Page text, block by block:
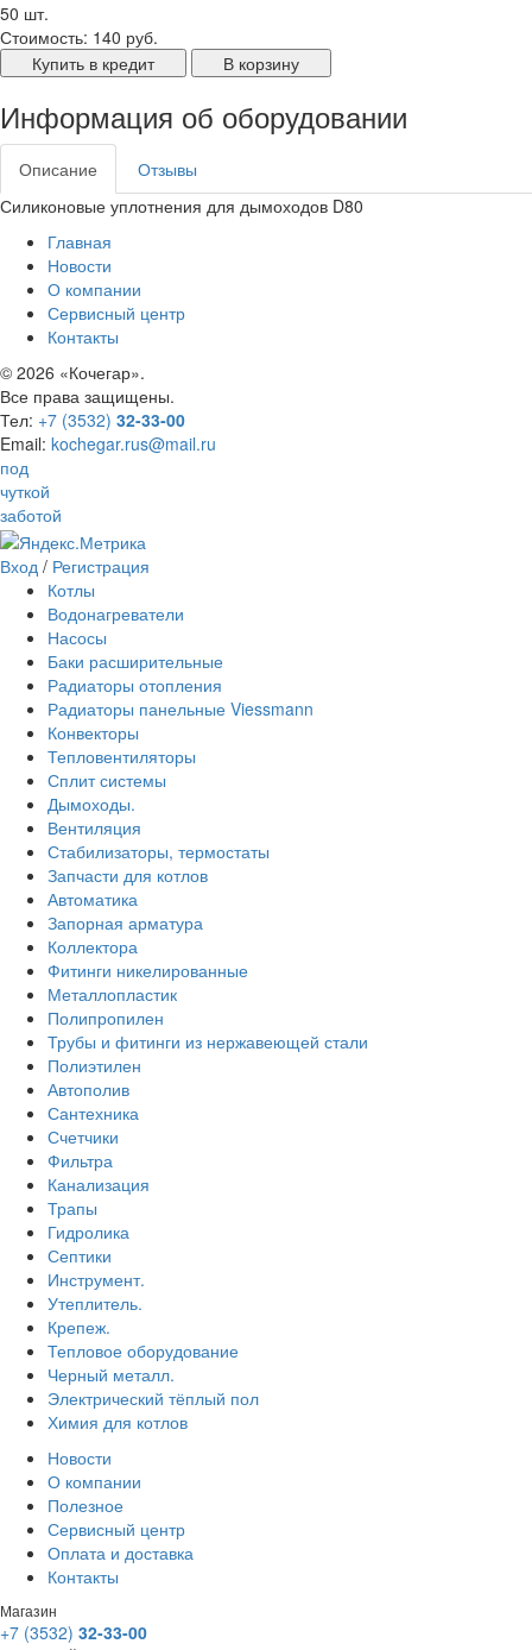
50 шт.
Стоимость: 140 руб.
Купить в кредит
В корзину
Информация об оборудовании
Описание
Отзывы
Силиконовые уплотнения для дымоходов D80
Главная
Новости
О компании
Сервисный центр
Контакты
© 2026 «Кочегар».
Все права защищены.
Тел: +7 (3532) 32-33-00
Email: kochegar.rus@mail.ru
под
чуткой
заботой
Вход / Регистрация
Котлы
Водонагреватели
Насосы
Баки расширительные
Радиаторы отопления
Радиаторы панельные Viessmann
Конвекторы
Тепловентиляторы
Сплит системы
Дымоходы.
Вентиляция
Стабилизаторы, термостаты
Запчасти для котлов
Автоматика
Запорная арматура
Коллектора
Фитинги никелированные
Металлопластик
Полипропилен
Трубы и фитинги из нержавеющей стали
Полиэтилен
Автополив
Сантехника
Счетчики
Фильтра
Канализация
Трапы
Гидролика
Септики
Инструмент.
Утеплитель.
Крепеж.
Тепловое оборудование
Черный металл.
Электрический тёплый пол
Химия для котлов
Новости
О компании
Полезное
Сервисный центр
Оплата и доставка
Контакты
Магазин
+7 (3532) 32-33-00